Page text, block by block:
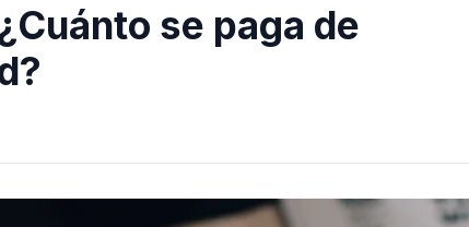
se paga de